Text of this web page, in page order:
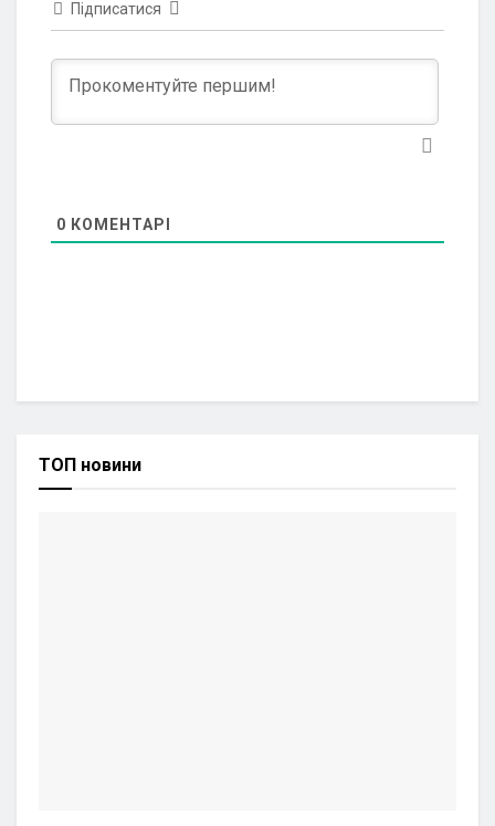
Підписатися
0 КОМЕНТАРІ
ТОП новини